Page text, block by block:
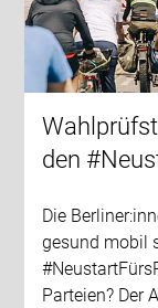
den
Die
gesund mobil
Parteien? Der